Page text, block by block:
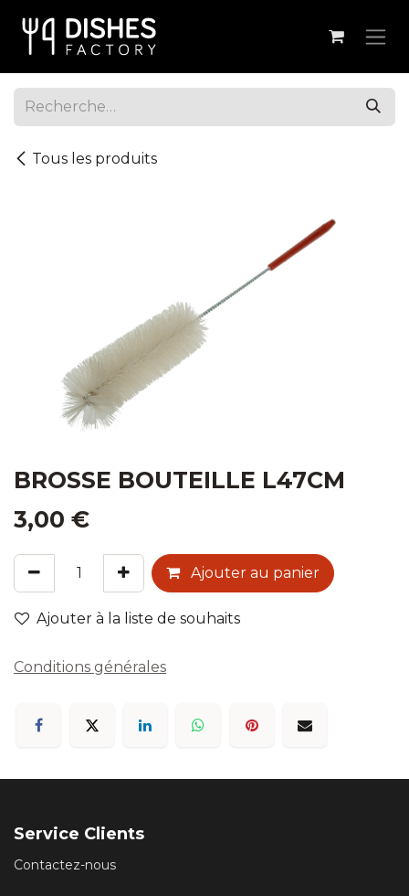
Tous les produits
BROSSE BOUTEILLE L47CM
3,00 €
Ajouter au panier
Ajouter à la liste de souhaits
Conditions générales
Service Clients
Contactez-nous